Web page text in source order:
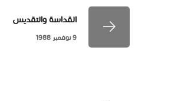
القداسة والتقديس
9 نوفمبر 1988